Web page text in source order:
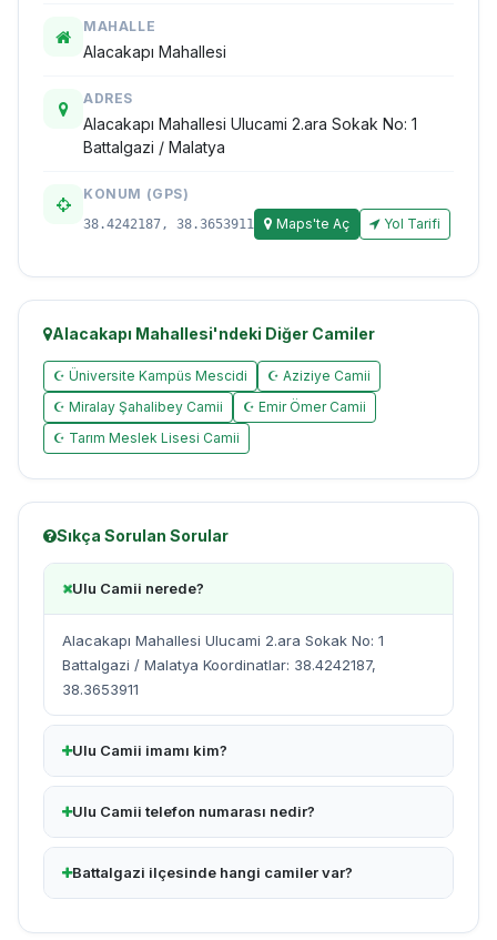
MAHALLE
Alacakapı Mahallesi
ADRES
Alacakapı Mahallesi Ulucami 2.ara Sokak No: 1
Battalgazi / Malatya
KONUM (GPS)
38.4242187, 38.3653911 Maps'te Aç Yol Tarifi
Alacakapı Mahallesi'ndeki Diğer Camiler
☪ Üniversite Kampüs Mescidi
☪ Aziziye Camii
☪ Miralay Şahalibey Camii
☪ Emir Ömer Camii
☪ Tarım Meslek Lisesi Camii
Sıkça Sorulan Sorular
Ulu Camii nerede?
Alacakapı Mahallesi Ulucami 2.ara Sokak No: 1
Battalgazi / Malatya Koordinatlar: 38.4242187,
38.3653911
Ulu Camii imamı kim?
Ulu Camii telefon numarası nedir?
Battalgazi ilçesinde hangi camiler var?